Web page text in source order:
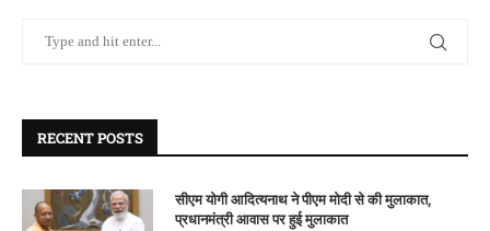
RECENT POSTS
सीएम योगी आदित्यनाथ ने पीएम मोदी से की मुलाकात,
प्रधानमंत्री आवास पर हुई मुलाकात